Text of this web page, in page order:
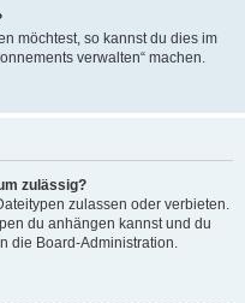
möchtest, so kannst du dies im
verwalten“ machen.
zulässig?
zulassen oder verbieten.
du anhängen kannst und du
die Board-Administration.